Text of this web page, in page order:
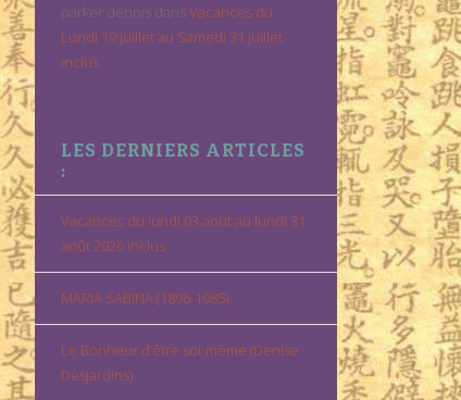
parker dennis dansVacances du
Lundi 19 juillet au Samedi 31 juillet
inclus
LES DERNIERS ARTICLES
:
Vacances du lundi 03 août au lundi 31
août 2026 inclus
MARIA SABINA (1896-1985)
Le Bonheur d’être soi-même (Denise
Desjardins)